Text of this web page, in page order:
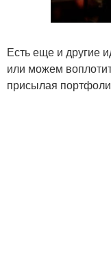
Есть еще и другие
или можем
присылая